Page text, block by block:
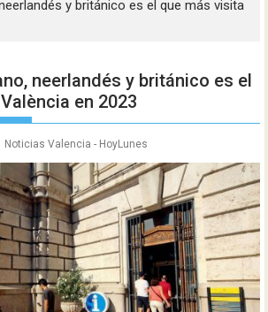
y británico es el que más visita
neerlandés y británico es el
en 2023
Noticias Valencia - HoyLunes